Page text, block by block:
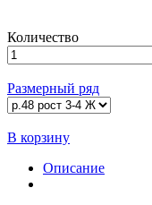
Количество
Размерный ряд
В корзину
Описание